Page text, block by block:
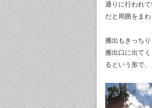
通りに行われ
だと周囲をま
搬出もきっちり
搬出口に出て
るという形で